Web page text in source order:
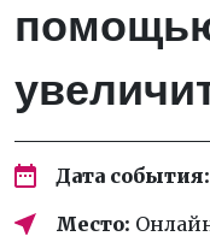
Дата события:
Место: